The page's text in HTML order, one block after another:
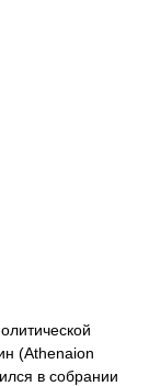
(Athenaion
в собрании